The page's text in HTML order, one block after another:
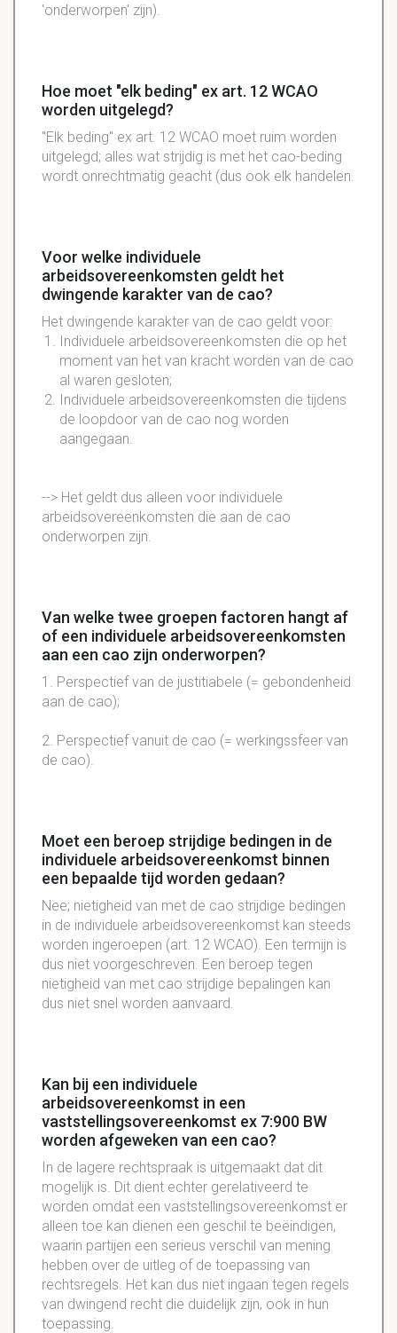
'onderworpen' zijn).
Hoe moet "elk beding" ex art. 12 WCAO
worden uitgelegd?
"Elk beding" ex art. 12 WCAO moet ruim worden
uitgelegd; alles wat strijdig is met het cao-beding
wordt onrechtmatig geacht (dus ook elk handelen.
Voor welke individuele
arbeidsovereenkomsten geldt het
dwingende karakter van de cao?
Het dwingende karakter van de cao geldt voor:
Individuele arbeidsovereenkomsten die op het
moment van het van kracht worden van de cao
al waren gesloten;
Individuele arbeidsovereenkomsten die tijdens
de loopdoor van de cao nog worden
aangegaan.
--> Het geldt dus alleen voor individuele
arbeidsovereenkomsten die aan de cao
onderworpen zijn.
Van welke twee groepen factoren hangt af
of een individuele arbeidsovereenkomsten
aan een cao zijn onderworpen?
1. Perspectief van de justitiabele (= gebondenheid
aan de cao);
2. Perspectief vanuit de cao (= werkingssfeer van
de cao).
Moet een beroep strijdige bedingen in de
individuele arbeidsovereenkomst binnen
een bepaalde tijd worden gedaan?
Nee; nietigheid van met de cao strijdige bedingen
in de individuele arbeidsovereenkomst kan steeds
worden ingeroepen (art. 12 WCAO). Een termijn is
dus niet voorgeschreven. Een beroep tegen
nietigheid van met cao strijdige bepalingen kan
dus niet snel worden aanvaard.
Kan bij een individuele
arbeidsovereenkomst in een
vaststellingsovereenkomst ex 7:900 BW
worden afgeweken van een cao?
In de lagere rechtspraak is uitgemaakt dat dit
mogelijk is. Dit dient echter gerelativeerd te
worden omdat een vaststellingsovereenkomst er
alleen toe kan dienen een geschil te beëindigen,
waarin partijen een serieus verschil van mening
hebben over de uitleg of de toepassing van
rechtsregels. Het kan dus niet ingaan tegen regels
van dwingend recht die duidelijk zijn, ook in hun
toepassing.